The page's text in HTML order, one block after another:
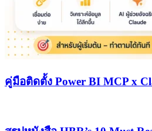
คู่มือติดตั้ง Power BI MCP x